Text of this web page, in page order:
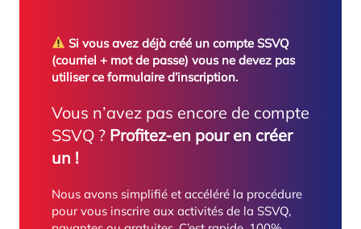
Si vous avez déjà créé un compte SSVQ
(courriel + mot de passe) vous ne devez pas
utiliser ce formulaire d’inscription.
Vous n’avez pas encore de compte
SSVQ ? Profitez-en pour en créer
un !
Nous avons simplifié et accéléré la procédure
pour vous inscrire aux activités de la SSVQ,